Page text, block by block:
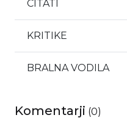
CITATI
KRITIKE
BRALNA VODILA
Komentarji (0)